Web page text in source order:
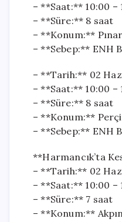
– **Saat:** 10:00 –
– **Süre:** 8 saat
– **Konum:**
– **Sebep:** ENH
– **Tarih:** 02
– **Saat:** 10:00 –
– **Süre:** 8 saat
– **Konum:**
– **Sebep:** ENH
**Harmancık’ta
– **Tarih:** 02
– **Saat:** 10:00 –
– **Süre:** 7 saat
– **Konum:**